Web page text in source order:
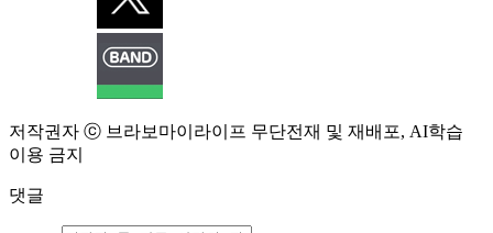
저작권자 ⓒ 브라보마이라이프 무단전재 및 재배포, AI학습
이용 금지
댓글